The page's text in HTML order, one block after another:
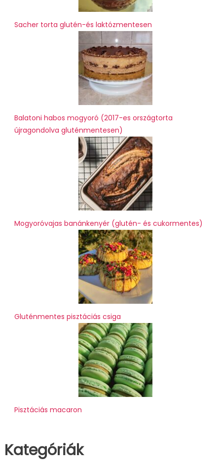
Sacher torta glutén-és laktózmentesen
Balatoni habos mogyoró (2017-es országtorta
újragondolva gluténmentesen)
Mogyoróvajas banánkenyér (glutén- és cukormentes)
Gluténmentes pisztáciás csiga
Pisztáciás macaron
Kategóriák